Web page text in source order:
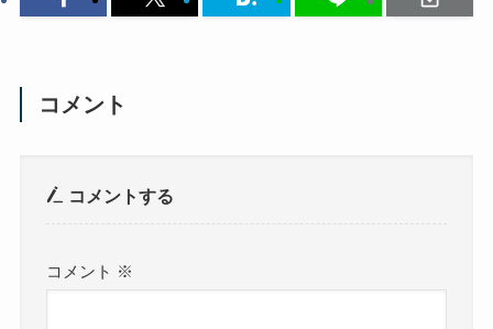
コメント
コメントする
コメント ※